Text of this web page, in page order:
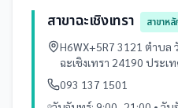
สาขาฉะเชิงเทรา
สาขาหลั
H6WX+5R7 3121 ตำบล
ฉะเชิงเทรา 24190 ประเ
093 137 1501